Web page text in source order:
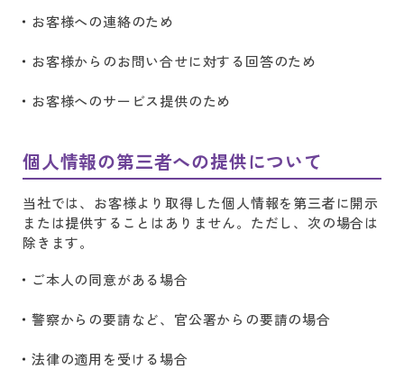
お客様への連絡のため
お客様からのお問い合せに対する回答のため
お客様へのサービス提供のため
個人情報の第三者への提供について
当社では、お客様より取得した個人情報を第三者に開示
または提供することはありません。ただし、次の場合は
除きます。
ご本人の同意がある場合
警察からの要請など、官公署からの要請の場合
法律の適用を受ける場合